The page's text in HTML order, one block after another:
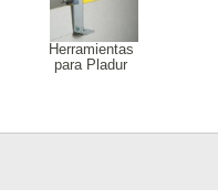
Herramientas
para Pladur